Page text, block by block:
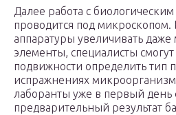
Далее работа с
проводится под микроскопом.
аппаратуры увеличивать
элементы, специалисты
подвижности определить тип
испражнениях
лаборанты уже в первый день
предварительный результат